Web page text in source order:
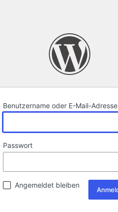
Benutzername oder E-Mail-Adresse
Passwort
Angemeldet bleiben